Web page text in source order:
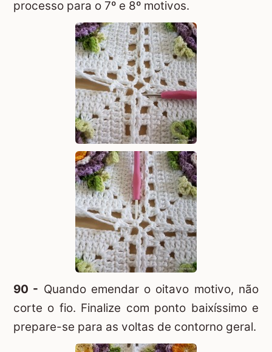
processo para o 7º e 8º motivos.
90 - Quando emendar o oitavo motivo, não
corte o fio. Finalize com ponto baixíssimo e
prepare-se para as voltas de contorno geral.